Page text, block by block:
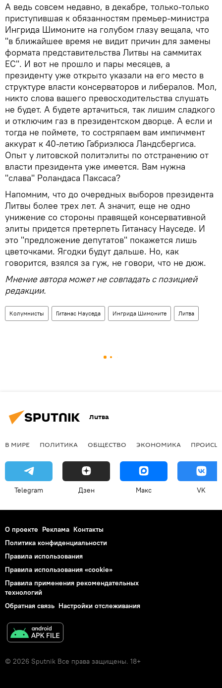
А ведь совсем недавно, в декабре, только-только
приступившая к обязанностям премьер-министра
Ингрида Шимоните на голубом глазу вещала, что
"в ближайшее время не видит причин для замены
формата представительства Литвы на саммитах
ЕС". И вот не прошло и пары месяцев, а
президенту уже открыто указали на его место в
структуре власти консерваторов и либералов. Мол,
никто слова вашего превосходительства слушать
не будет. А будете артачиться, так лишим сладкого
и отключим газ в президентском дворце. А если и
тогда не поймете, то состряпаем вам импичмент
аккурат к 40-летию Габриэлюса Ландсбергиса.
Опыт у литовской политэлиты по отстранению от
власти президента уже имеется. Вам нужна
"слава" Роландаса Паксаса?
Напомним, что до очередных выборов президента
Литвы более трех лет. А значит, еще не одно
унижение со стороны правящей консервативной
элиты придется претерпеть Гитанасу Науседе. И
это "предложение депутатов" покажется лишь
цветочками. Ягодки будут дальше. Но, как
говорится, взялся за гуж, не говори, что не дюж.
Мнение автора может не совпадать с позицией
редакции.
Колумнисты Гитанас Науседа Ингрида Шимоните Литва
Литва
В МИРЕ ПОЛИТИКА ОБЩЕСТВО ЭКОНОМИКА
Telegram Дзен Макс VK
О проекте Реклама Контакты
Политика конфиденциальности
Правила использования
Правила использования «cookie»
Правила применения рекомендательных
технологий
Обратная связь Настройки отслеживания
© 2026 Sputnik Все права защищены. 18+